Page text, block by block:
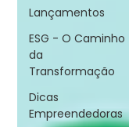
Lançamentos
ESG - O Caminho
da
Transformação
Dicas
Empreendedoras